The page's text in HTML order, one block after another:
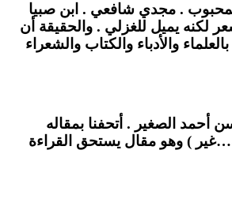
. مجدي شافعي . ابن صبيا
لكنه يميل للغزلي . والحقيقة أن
والأدباء والكتاب والشعراء
أحمد الصغير . أتحفنا بمقاله
) وهو مقال يستحق القراءة